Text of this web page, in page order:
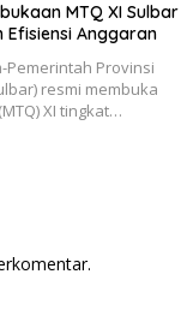
MTQ XI Sulbar
Efisiensi Anggaran
Pemerintah Provinsi
resmi membuka
XI tingkat…